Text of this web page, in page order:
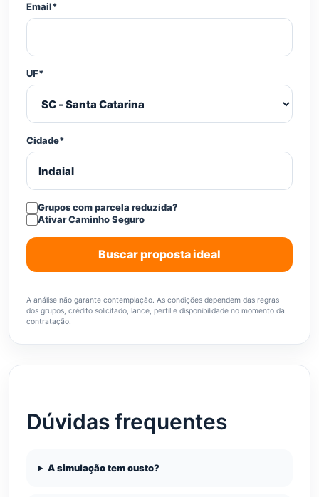
Email*
UF*
Cidade*
Grupos com parcela reduzida?
Ativar Caminho Seguro
Buscar proposta ideal
A análise não garante contemplação. As condições dependem das regras
dos grupos, crédito solicitado, lance, perfil e disponibilidade no momento da
contratação.
Dúvidas frequentes
A simulação tem custo?